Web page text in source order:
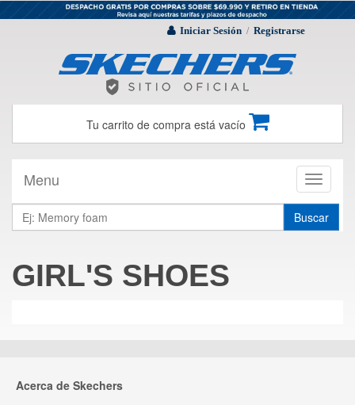
Iniciar Sesión / Registrarse
Tu carrito de compra está vacío
Toggle
Menu
Buscar
GIRL'S SHOES
Acerca de Skechers